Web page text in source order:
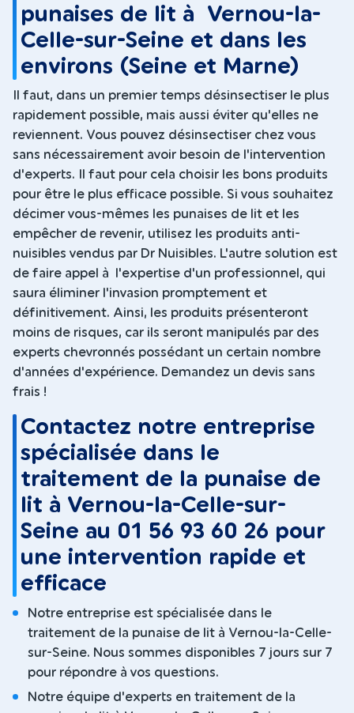
punaises de lit à Vernou-la-
Celle-sur-Seine et dans les
environs (Seine et Marne)
Il faut, dans un premier temps désinsectiser le plus
rapidement possible, mais aussi éviter qu'elles ne
reviennent. Vous pouvez désinsectiser chez vous
sans nécessairement avoir besoin de l'intervention
d'experts. Il faut pour cela choisir les bons produits
pour être le plus efficace possible. Si vous souhaitez
décimer vous-mêmes les punaises de lit et les
empêcher de revenir, utilisez les produits anti-
nuisibles vendus par Dr Nuisibles. L'autre solution est
de faire appel à l'expertise d'un professionnel, qui
saura éliminer l'invasion promptement et
définitivement. Ainsi, les produits présenteront
moins de risques, car ils seront manipulés par des
experts chevronnés possédant un certain nombre
d'années d'expérience. Demandez un devis sans
frais !
Contactez notre entreprise
spécialisée dans le
traitement de la punaise de
lit à Vernou-la-Celle-sur-
Seine au 01 56 93 60 26 pour
une intervention rapide et
efficace
Notre entreprise est spécialisée dans le
traitement de la punaise de lit à Vernou-la-Celle-
sur-Seine. Nous sommes disponibles 7 jours sur 7
pour répondre à vos questions.
Notre équipe d'experts en traitement de la